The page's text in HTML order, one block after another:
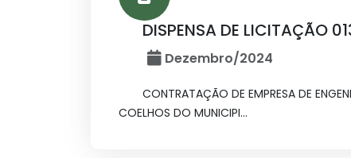
DISPENSA DE LICITAÇÃO
Dezembro/2024
CONTRATAÇÃO DE EMPRESA DE
COELHOS DO MUNICIPI...